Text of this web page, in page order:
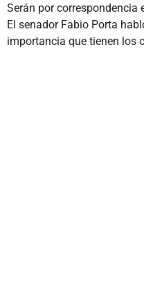
Serán por correspondencia
El senador Fabio Porta
importancia que tienen los